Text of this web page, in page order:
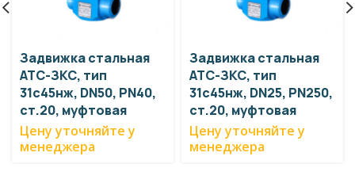
Задвижка стальная
АТС-ЗКС, тип
31с45нж, DN50, PN40,
ст.20, муфтовая
Цену уточняйте у
менеджера
Задвижка стальная
АТС-ЗКС, тип
31с45нж, DN25, PN250,
ст.20, муфтовая
Цену уточняйте у
менеджера